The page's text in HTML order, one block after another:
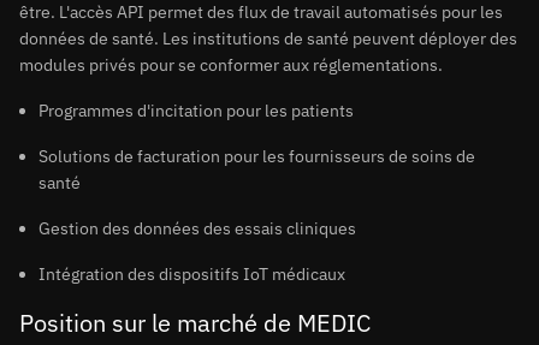
être. L'accès API permet des flux de travail automatisés pour les
données de santé. Les institutions de santé peuvent déployer des
modules privés pour se conformer aux réglementations.
Programmes d'incitation pour les patients
Solutions de facturation pour les fournisseurs de soins de
santé
Gestion des données des essais cliniques
Intégration des dispositifs IoT médicaux
Position sur le marché de MEDIC